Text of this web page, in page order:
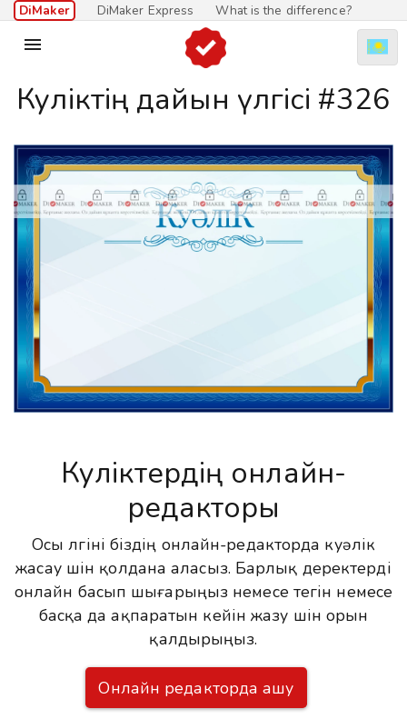
DiMaker DiMaker Express What is the difference?

Куәліктің дайын үлгісі #326
Куәліктердің онлайн-
редакторы
Осы үлгіні біздің онлайн-редакторда куәлік
жасау үшін қолдана аласыз. Барлық деректерді
онлайн басып шығарыңыз немесе тегін немесе
басқа да ақпаратын кейін жазу үшін орын
қалдырыңыз.
Онлайн редакторда ашу